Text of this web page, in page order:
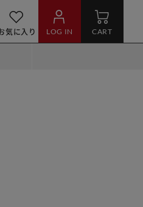
気に入り LOG IN CART